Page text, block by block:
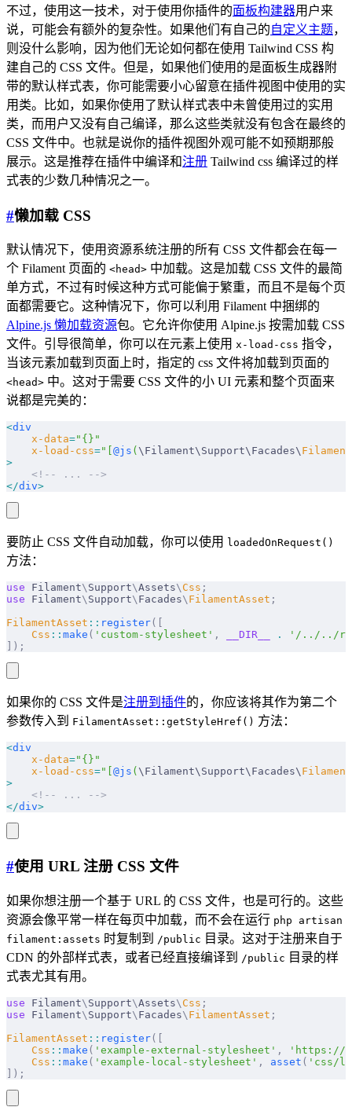
不过，使用这一技术，对于使用你插件的面板构建器用户来
说，可能会有额外的复杂性。如果他们有自己的自定义主题，
则没什么影响，因为他们无论如何都在使用 Tailwind CSS 构
建自己的 CSS 文件。但是，如果他们使用的是面板生成器附
带的默认样式表，你可能需要小心留意在插件视图中使用的实
用类。比如，如果你使用了默认样式表中未曾使用过的实用
类，而用户又没有自己编译，那么这些类就没有包含在最终的
CSS 文件中。也就是说你的插件视图外观可能不如预期那般
展示。这是推荐在插件中编译和注册 Tailwind css 编译过的样
式表的少数几种情况之一。
#懒加载 CSS
默认情况下，使用资源系统注册的所有 CSS 文件都会在每一
个 Filament 页面的 <head> 中加载。这是加载 CSS 文件的最简
单方式，不过有时候这种方式可能偏于繁重，而且不是每个页
面都需要它。这种情况下，你可以利用 Filament 中捆绑的
Alpine.js 懒加载资源包。它允许你使用 Alpine.js 按需加载 CSS
文件。引导很简单，你可以在元素上使用 x-load-css 指令，
当该元素加载到页面上时，指定的 css 文件将加载到页面的
<head> 中。这对于需要 CSS 文件的小 UI 元素和整个页面来
说都是完美的：
<div
    x-data
="{}"
    x-load-css
="[ @js ( \Filament\Support\Facades\
>
    <!-- ... -->
</div>
要防止 CSS 文件自动加载，你可以使用 loadedOnRequest()
方法：
use Filament\ Support\Assets\ Css ;
use Filament\ Support\ Facades\ FilamentAsset ;
FilamentAsset :: register([
    Css
:: make ( 'custom-stylesheet' , __DIR__ .
'/../../
]);
如果你的 CSS 文件是注册到插件的，你应该将其作为第二个
参数传入到 FilamentAsset::getStyleHref() 方法：
<div
    x-data
="{}"
    x-load-css
="[ @js ( \Filament\Support\Facades\
>
    <!-- ... -->
</div>
#使用 URL 注册 CSS 文件
如果你想注册一个基于 URL 的 CSS 文件，也是可行的。这些
资源会像平常一样在每页中加载，而不会在运行 php artisan
filament:assets 时复制到 /public 目录。这对于注册来自于
CDN 的外部样式表，或者已经直接编译到
/public 目录的样
式表尤其有用。
use Filament\ Support\Assets\ Css ;
use Filament\ Support\ Facades\ FilamentAsset ;
FilamentAsset :: register([
    Css
:: make ( 'example-external-stylesheet' ,
'https://
    Css
:: make ( 'example-local-stylesheet' , asset ( 'css/
]);